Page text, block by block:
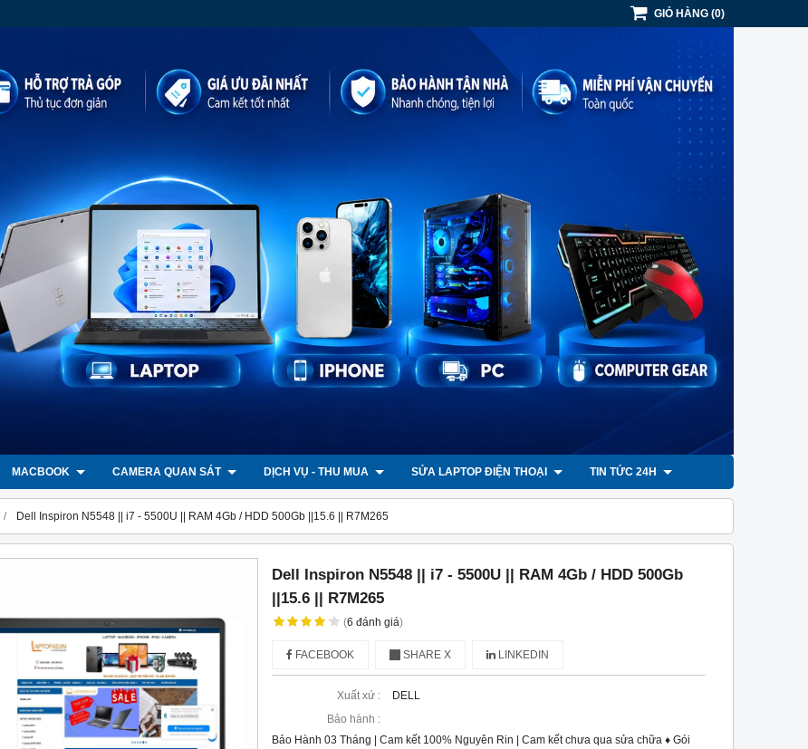
GIỎ HÀNG (0)
MACBOOK CAMERA QUAN SÁT DỊCH VỤ - THU MUA SỬA LAPTOP ĐIỆN THOẠI TIN TỨC 24H
Dell Inspiron N5548 || i7 - 5500U || RAM 4Gb / HDD 500Gb ||15.6 || R7M265
Dell Inspiron N5548 || i7 - 5500U || RAM 4Gb / HDD 500Gb
||15.6 || R7M265
(6đánh giá)
FACEBOOK SHARE X LINKEDIN
Xuất xứ :
DELL
Bảo hành :
Bảo Hành 03 Tháng | Cam kết 100% Nguyên Rin | Cam kết chưa qua sửa chữa ♦ Gói